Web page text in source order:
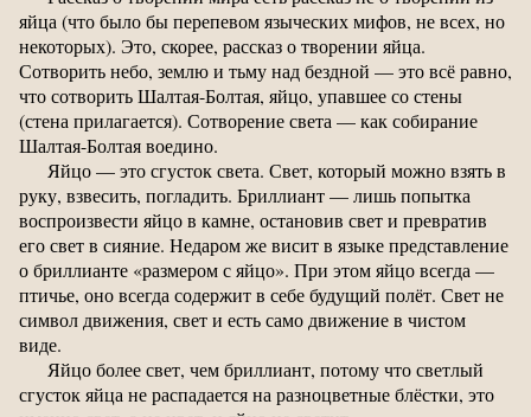
яйца (что было бы перепевом языческих мифов, не всех, но
некоторых). Это, скорее, рассказ о творении яйца.
Сотворить небо, землю и тьму над бездной — это всё равно,
что сотворить Шалтая-Болтая, яйцо, упавшее со стены
(стена прилагается). Сотворение света — как собирание
Шалтая-Болтая воедино.
Яйцо — это сгусток света. Свет, который можно взять в
руку, взвесить, погладить. Бриллиант — лишь попытка
воспроизвести яйцо в камне, остановив свет и превратив
его свет в сияние. Недаром же висит в языке представление
о бриллианте «размером с яйцо». При этом яйцо всегда —
птичье, оно всегда содержит в себе будущий полёт. Свет не
символ движения, свет и есть само движение в чистом
виде.
Яйцо более свет, чем бриллиант, потому что светлый
сгусток яйца не распадается на разноцветные блёстки, это